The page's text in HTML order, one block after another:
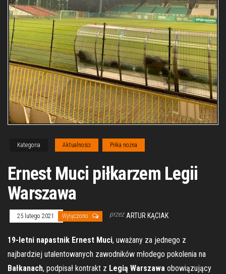
Kategoria Aktualności Piłka nożna
Ernest Muci piłkarzem Legii
Warszawa
25 lutego 2021 Wyłączono przez ARTUR KĄCIAK
19-letni napastnik Ernest Muci, uważany za jednego z
najbardziej utalentowanych zawodników młodego pokolenia na
Bałkanach, podpisał kontrakt z Legią Warszawa obowiązujący